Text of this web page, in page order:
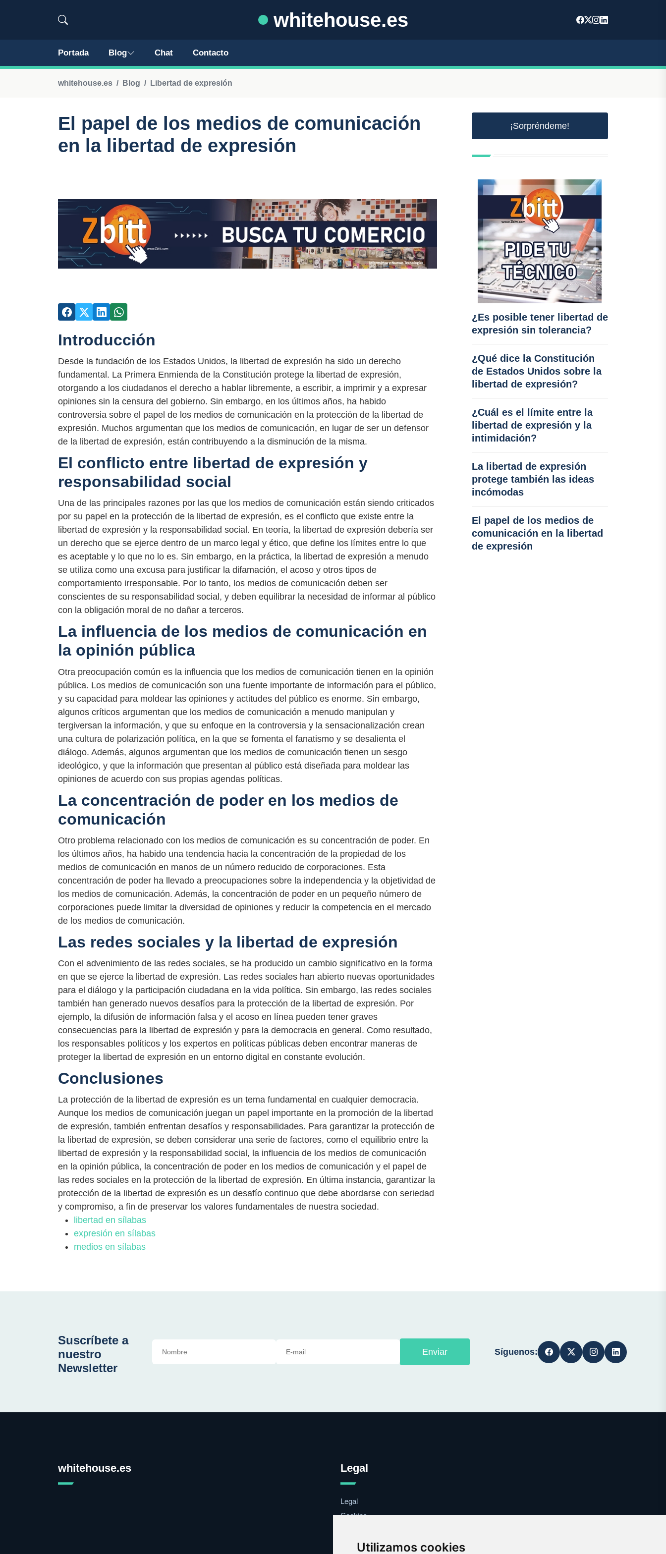
Utilizamos cookies
whitehouse.es
Portada Blog Chat Contacto
whitehouse.es Blog Libertad de expresión
El papel de los medios de comunicación
en la libertad de expresión
Introducción
Desde la fundación de los Estados Unidos, la libertad de expresión ha sido un derecho
fundamental. La Primera Enmienda de la Constitución protege la libertad de expresión,
otorgando a los ciudadanos el derecho a hablar libremente, a escribir, a imprimir y a expresar
opiniones sin la censura del gobierno. Sin embargo, en los últimos años, ha habido
controversia sobre el papel de los medios de comunicación en la protección de la libertad de
expresión. Muchos argumentan que los medios de comunicación, en lugar de ser un defensor
de la libertad de expresión, están contribuyendo a la disminución de la misma.
El conflicto entre libertad de expresión y
responsabilidad social
Una de las principales razones por las que los medios de comunicación están siendo criticados
por su papel en la protección de la libertad de expresión, es el conflicto que existe entre la
libertad de expresión y la responsabilidad social. En teoría, la libertad de expresión debería ser
un derecho que se ejerce dentro de un marco legal y ético, que define los límites entre lo que
es aceptable y lo que no lo es. Sin embargo, en la práctica, la libertad de expresión a menudo
se utiliza como una excusa para justificar la difamación, el acoso y otros tipos de
comportamiento irresponsable. Por lo tanto, los medios de comunicación deben ser
conscientes de su responsabilidad social, y deben equilibrar la necesidad de informar al público
con la obligación moral de no dañar a terceros.
La influencia de los medios de comunicación en
la opinión pública
Otra preocupación común es la influencia que los medios de comunicación tienen en la opinión
pública. Los medios de comunicación son una fuente importante de información para el público,
y su capacidad para moldear las opiniones y actitudes del público es enorme. Sin embargo,
algunos críticos argumentan que los medios de comunicación a menudo manipulan y
tergiversan la información, y que su enfoque en la controversia y la sensacionalización crean
una cultura de polarización política, en la que se fomenta el fanatismo y se desalienta el
diálogo. Además, algunos argumentan que los medios de comunicación tienen un sesgo
ideológico, y que la información que presentan al público está diseñada para moldear las
opiniones de acuerdo con sus propias agendas políticas.
La concentración de poder en los medios de
comunicación
Otro problema relacionado con los medios de comunicación es su concentración de poder. En
los últimos años, ha habido una tendencia hacia la concentración de la propiedad de los
medios de comunicación en manos de un número reducido de corporaciones. Esta
concentración de poder ha llevado a preocupaciones sobre la independencia y la objetividad de
los medios de comunicación. Además, la concentración de poder en un pequeño número de
corporaciones puede limitar la diversidad de opiniones y reducir la competencia en el mercado
de los medios de comunicación.
Las redes sociales y la libertad de expresión
Con el advenimiento de las redes sociales, se ha producido un cambio significativo en la forma
en que se ejerce la libertad de expresión. Las redes sociales han abierto nuevas oportunidades
para el diálogo y la participación ciudadana en la vida política. Sin embargo, las redes sociales
también han generado nuevos desafíos para la protección de la libertad de expresión. Por
ejemplo, la difusión de información falsa y el acoso en línea pueden tener graves
consecuencias para la libertad de expresión y para la democracia en general. Como resultado,
los responsables políticos y los expertos en políticas públicas deben encontrar maneras de
proteger la libertad de expresión en un entorno digital en constante evolución.
Conclusiones
La protección de la libertad de expresión es un tema fundamental en cualquier democracia.
Aunque los medios de comunicación juegan un papel importante en la promoción de la libertad
de expresión, también enfrentan desafíos y responsabilidades. Para garantizar la protección de
la libertad de expresión, se deben considerar una serie de factores, como el equilibrio entre la
libertad de expresión y la responsabilidad social, la influencia de los medios de comunicación
en la opinión pública, la concentración de poder en los medios de comunicación y el papel de
las redes sociales en la protección de la libertad de expresión. En última instancia, garantizar la
protección de la libertad de expresión es un desafío continuo que debe abordarse con seriedad
y compromiso, a fin de preservar los valores fundamentales de nuestra sociedad.
libertad en sílabas
expresión en sílabas
medios en sílabas
¡Sorpréndeme!
¿Es posible tener libertad de
expresión sin tolerancia?
¿Qué dice la Constitución
de Estados Unidos sobre la
libertad de expresión?
¿Cuál es el límite entre la
libertad de expresión y la
intimidación?
La libertad de expresión
protege también las ideas
incómodas
El papel de los medios de
comunicación en la libertad
de expresión
Suscríbete a
nuestro
Newsletter
Enviar Síguenos:
whitehouse.es Legal
Legal
Cookies